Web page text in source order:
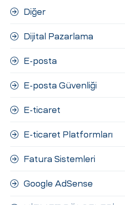
Diğer
Dijital Pazarlama
E-posta
E-posta Güvenliği
E-ticaret
E-ticaret Platformları
Fatura Sistemleri
Google AdSense